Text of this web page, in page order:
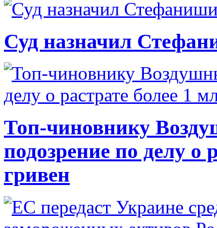
Суд назначил
Топ-чиновнику
подозрение по делу о
гривен